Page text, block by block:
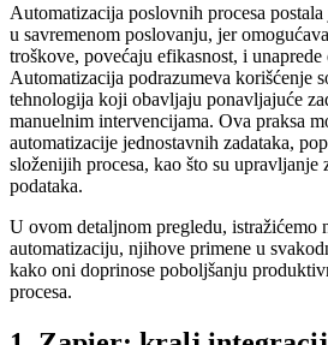
Automatizacija poslovnih procesa
u savremenom poslovanju, jer
troškove, povećaju efikasnost, i
Automatizacija podrazumeva korišćenje
tehnologija koji obavljaju ponavljajuće
manuelnim intervencijama. Ova praksa
automatizacije jednostavnih zadataka,
složenijih procesa, kao što su upravljanje
podataka.
U ovom detaljnom pregledu, istražićemo
automatizaciju, njihove primene u
kako oni doprinose poboljšanju
procesa.